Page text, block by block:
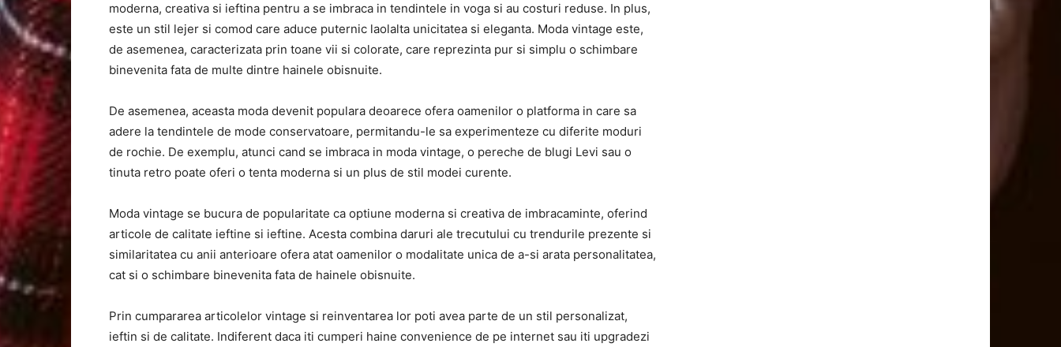
moderna, creativa si ieftina pentru a se imbraca in tendintele in voga si au costuri reduse. In plus,
este un stil lejer si comod care aduce puternic laolalta unicitatea si eleganta. Moda vintage este,
de asemenea, caracterizata prin toane vii si colorate, care reprezinta pur si simplu o schimbare
binevenita fata de multe dintre hainele obisnuite.
De asemenea, aceasta moda devenit populara deoarece ofera oamenilor o platforma in care sa
adere la tendintele de mode conservatoare, permitandu-le sa experimenteze cu diferite moduri
de rochie. De exemplu, atunci cand se imbraca in moda vintage, o pereche de blugi Levi sau o
tinuta retro poate oferi o tenta moderna si un plus de stil modei curente.
Moda vintage se bucura de popularitate ca optiune moderna si creativa de imbracaminte, oferind
articole de calitate ieftine si ieftine. Acesta combina daruri ale trecutului cu trendurile prezente si
similaritatea cu anii anterioare ofera atat oamenilor o modalitate unica de a-si arata personalitatea,
cat si o schimbare binevenita fata de hainele obisnuite.
Prin cumpararea articolelor vintage si reinventarea lor poti avea parte de un stil personalizat,
ieftin si de calitate. Indiferent daca iti cumperi haine convenience de pe internet sau iti upgradezi